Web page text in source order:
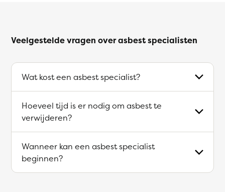
Veelgestelde vragen over asbest specialisten
Wat kost een asbest specialist?
Hoeveel tijd is er nodig om asbest te
verwijderen?
Wanneer kan een asbest specialist
beginnen?